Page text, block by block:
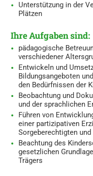
Unterstützung in der
Plätzen
Ihre Aufgaben sind:
pädagogische
verschiedener
Entwickeln und
Bildungsangeboten
den Bedürfnissen der
Beobachtung und
und der sprachlichen
Führen von
einer partizipativen
Sorgeberechtigten
Beachtung des
gesetzlichen
Trägers